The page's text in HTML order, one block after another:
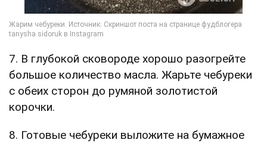
7. В глубокой сковороде хорошо разогрейте
большое количество масла. Жарьте чебуреки
с обеих сторон до румяной золотистой
корочки.
8. Готовые чебуреки выложите на бумажное